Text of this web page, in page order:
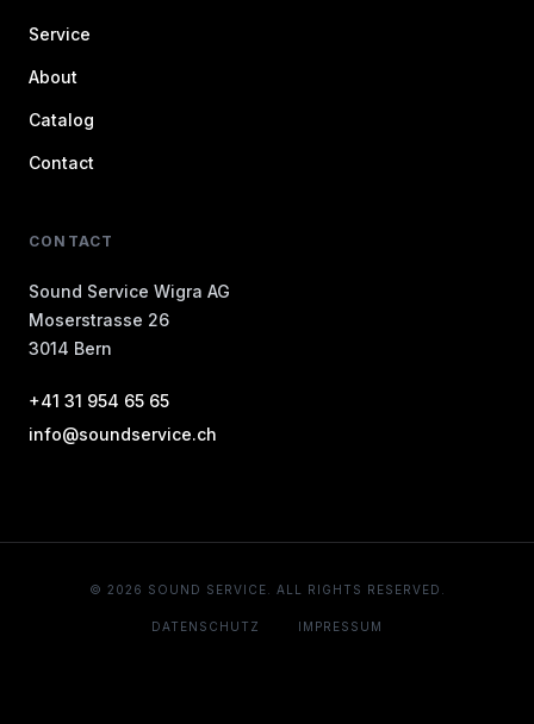
Service
About
Catalog
Contact
CONTACT
Sound Service Wigra AG
Moserstrasse 26
3014 Bern
+41 31 954 65 65
info@soundservice.ch
© 2026 SOUND SERVICE. ALL RIGHTS RESERVED.
DATENSCHUTZ IMPRESSUM